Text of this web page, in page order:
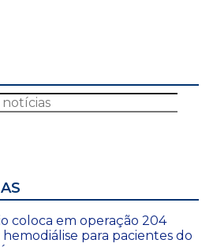
coloca em operação 204
hemodiálise para pacientes do